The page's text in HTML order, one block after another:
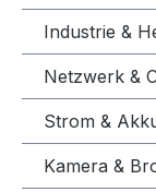
Industrie &
Netzwerk &
Strom &
Kamera &